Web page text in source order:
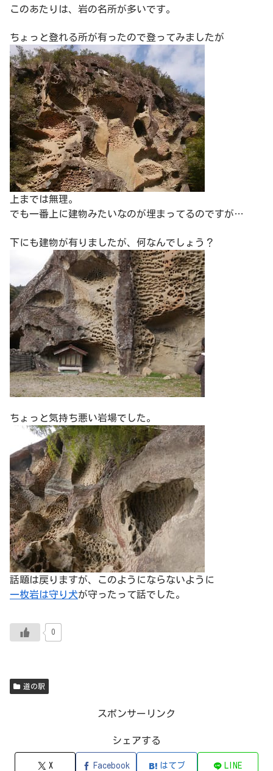
このあたりは、岩の名所が多いです。
ちょっと登れる所が有ったので登ってみましたが
上までは無理。
でも一番上に建物みたいなのが埋まってるのですが…
下にも建物が有りましたが、何なんでしょう？
ちょっと気持ち悪い岩場でした。
話題は戻りますが、このようにならないように
一枚岩は守り犬が守ったって話でした。
0
道の駅
スポンサーリンク
シェアする
X Facebook はてブ LINE